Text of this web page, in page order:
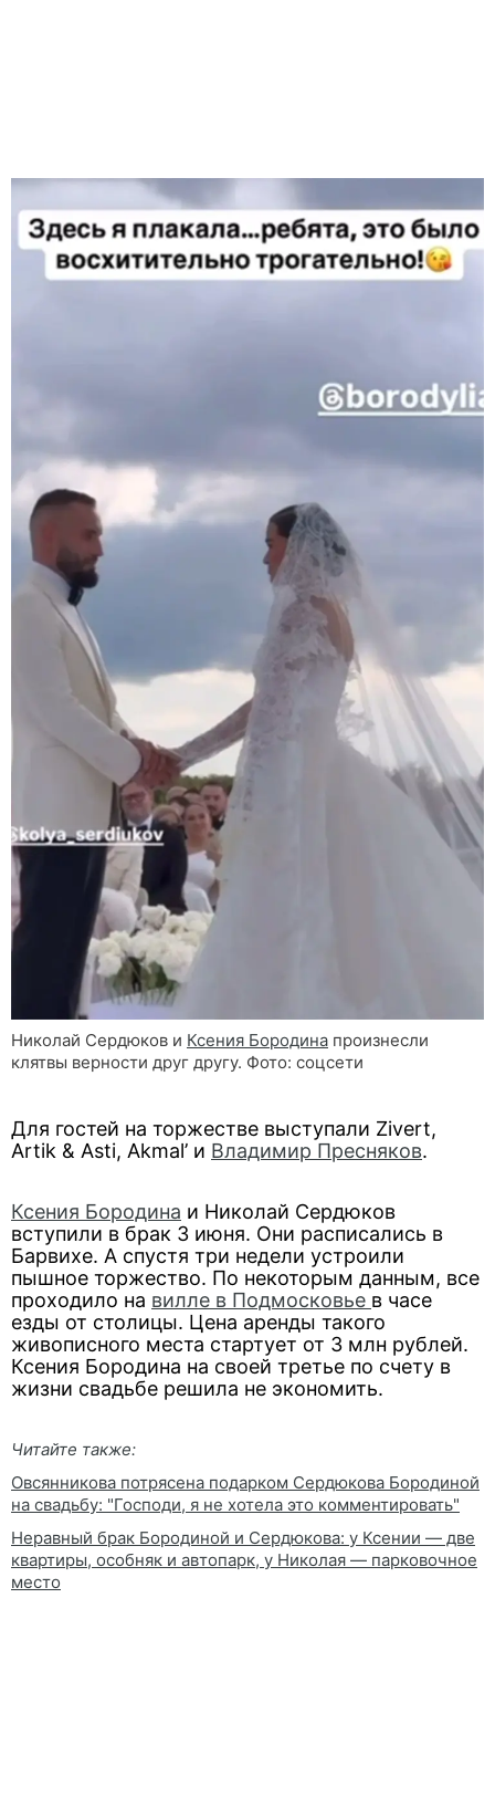
Николай Сердюков и Ксения Бородина произнесли
клятвы верности друг другу. Фото: соцсети
Для гостей на торжестве выступали Zivert,
Artik & Asti, Akmal’ и Владимир Пресняков.
Ксения Бородина и Николай Сердюков
вступили в брак 3 июня. Они расписались в
Барвихе. А спустя три недели устроили
пышное торжество. По некоторым данным, все
проходило на вилле в Подмосковье в часе
езды от столицы. Цена аренды такого
живописного места стартует от 3 млн рублей.
Ксения Бородина на своей третье по счету в
жизни свадьбе решила не экономить.
Читайте также:
Овсянникова потрясена подарком Сердюкова Бородиной
на свадьбу: "Господи, я не хотела это комментировать"
Неравный брак Бородиной и Сердюкова: у Ксении — две
квартиры, особняк и автопарк, у Николая — парковочное
место